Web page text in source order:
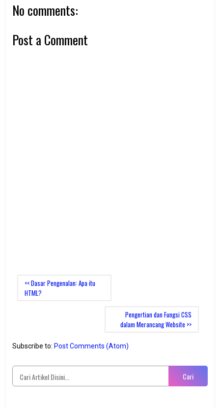
No comments:
Post a Comment
<< Dasar Pengenalan: Apa itu
HTML?
Pengertian dan Fungsi CSS
dalam Merancang Website >>
Subscribe to: Post Comments (Atom)
Cari